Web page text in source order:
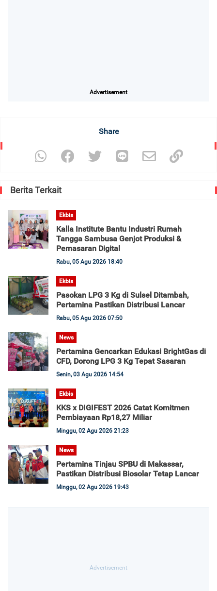
Advertisement
Share
Berita Terkait
Ekbis
Kalla Institute Bantu Industri Rumah
Tangga Sambusa Genjot Produksi &
Pemasaran Digital
Rabu, 05 Agu 2026 18:40
Ekbis
Pasokan LPG 3 Kg di Sulsel Ditambah,
Pertamina Pastikan Distribusi Lancar
Rabu, 05 Agu 2026 07:50
News
Pertamina Gencarkan Edukasi BrightGas di
CFD, Dorong LPG 3 Kg Tepat Sasaran
Senin, 03 Agu 2026 14:54
Ekbis
KKS x DIGIFEST 2026 Catat Komitmen
Pembiayaan Rp18,27 Miliar
Minggu, 02 Agu 2026 21:23
News
Pertamina Tinjau SPBU di Makassar,
Pastikan Distribusi Biosolar Tetap Lancar
Minggu, 02 Agu 2026 19:43